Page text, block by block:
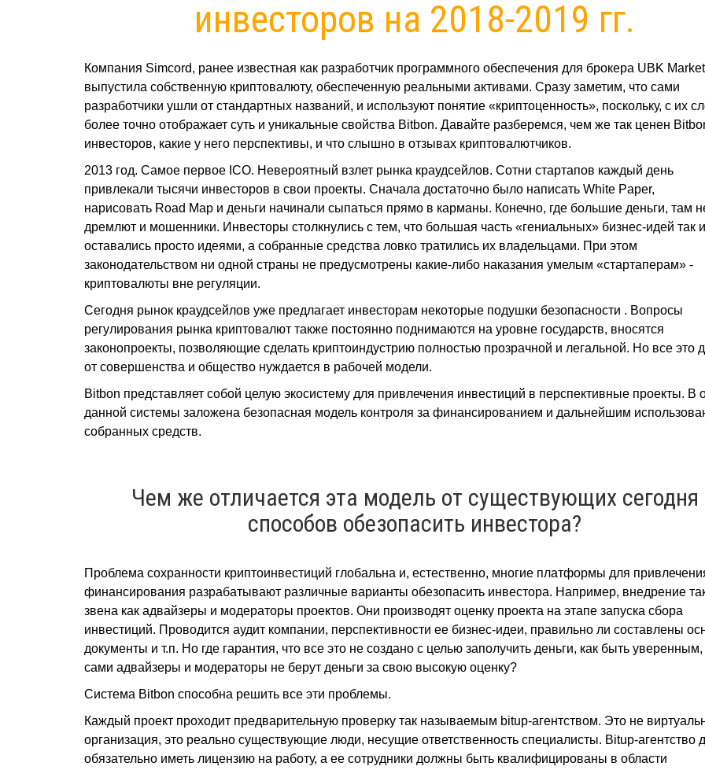
инвесторов на 2018-2019 гг.
Компания Simcord, ранее известная как разработчик программного обеспечения для брокера UBK
выпустила собственную криптовалюту, обеспеченную реальными активами. Сразу заметим, что сами
разработчики ушли от стандартных названий, и используют понятие «криптоценность», поскольку, с их
более точно отображает суть и уникальные свойства Bitbon. Давайте разберемся, чем же так ценен
инвесторов, какие у него перспективы, и что слышно в отзывах криптовалютчиков.
2013 год. Самое первое ICO. Невероятный взлет рынка краудсейлов. Сотни стартапов каждый день
привлекали тысячи инвесторов в свои проекты. Сначала достаточно было написать White Paper,
нарисовать Road Map и деньги начинали сыпаться прямо в карманы. Конечно, где большие деньги, там
дремлют и мошенники. Инвесторы столкнулись с тем, что большая часть «гениальных» бизнес-идей так и
оставались просто идеями, а собранные средства ловко тратились их владельцами. При этом
законодательством ни одной страны не предусмотрены какие-либо наказания умелым «стартаперам» -
криптовалюты вне регуляции.
Сегодня рынок краудсейлов уже предлагает инвесторам некоторые подушки безопасности . Вопросы
регулирования рынка криптовалют также постоянно поднимаются на уровне государств, вносятся
законопроекты, позволяющие сделать криптоиндустрию полностью прозрачной и легальной. Но все это
от совершенства и общество нуждается в рабочей модели.
Bitbon представляет собой целую экосистему для привлечения инвестиций в перспективные проекты. В
данной системы заложена безопасная модель контроля за финансированием и дальнейшим
собранных средств.
Чем же отличается эта модель от существующих сегодня
способов обезопасить инвестора?
Проблема сохранности криптоинвестиций глобальна и, естественно, многие платформы для
финансирования разрабатывают различные варианты обезопасить инвестора. Например, внедрение
звена как адвайзеры и модераторы проектов. Они производят оценку проекта на этапе запуска сбора
инвестиций. Проводится аудит компании, перспективности ее бизнес-идеи, правильно ли составлены
документы и т.п. Но где гарантия, что все это не создано с целью заполучить деньги, как быть уверенным,
сами адвайзеры и модераторы не берут деньги за свою высокую оценку?
Система Bitbon способна решить все эти проблемы.
Каждый проект проходит предварительную проверку так называемым bitup-агентством. Это не
организация, это реально существующие люди, несущие ответственность специалисты. Bitup-агентство
обязательно иметь лицензию на работу, а ее сотрудники должны быть квалифицированы в области